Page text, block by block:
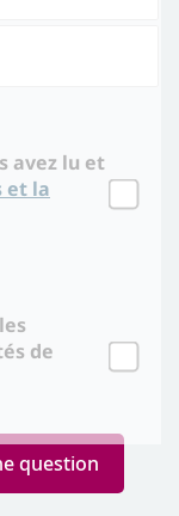
avez lu et
et la
de